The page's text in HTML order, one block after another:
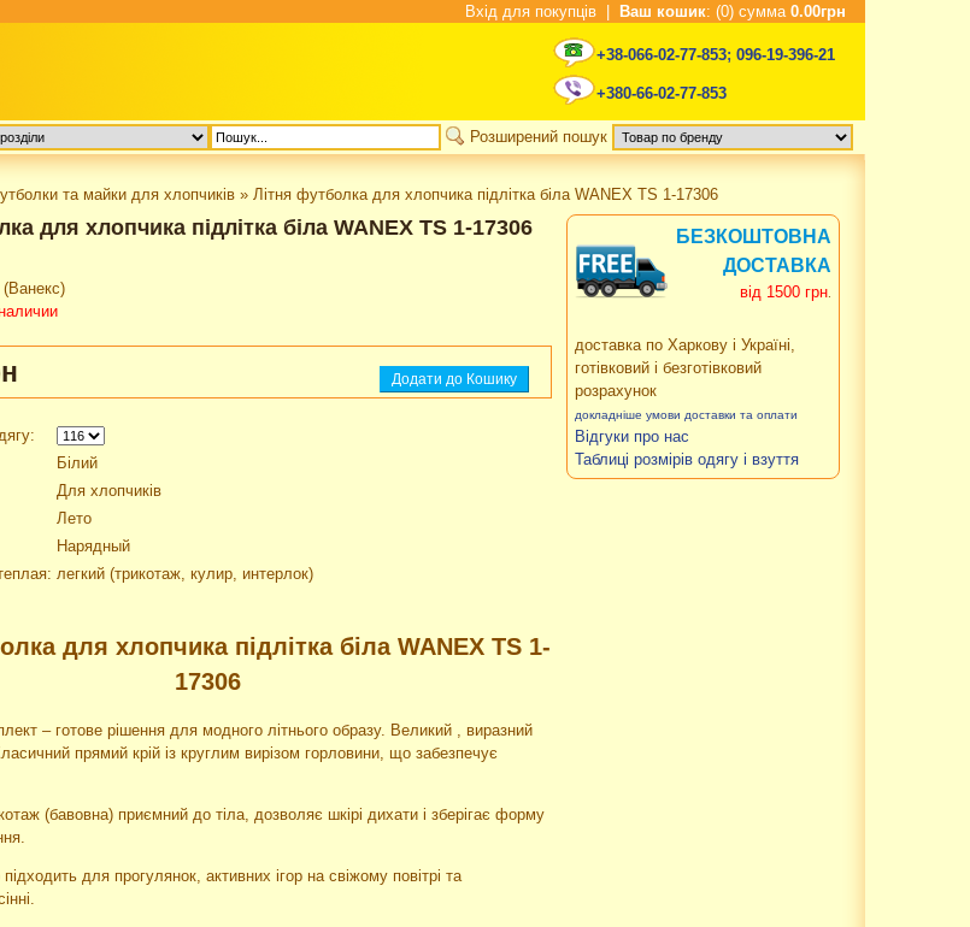
Вхід для покупців Ваш кошик: (0) сумма 0.00грн
+38-066-02-77-853; 096-19-396-21
+380-66-02-77-853
Розширений пошук
та майки для хлопчиків » Літня футболка для хлопчика підлітка біла WANEX TS 1-17306
для хлопчика підлітка біла WANEX TS 1-17306
Білий
Для хлопчиків
Лето
Нарядный
легкий (трикотаж, кулир, интерлок)
для хлопчика підлітка біла WANEX TS 1-
17306
– готове рішення для модного літнього образу. Великий , виразний
прямий крій із круглим вирізом горловини, що забезпечує
(бавовна) приємний до тіла, дозволяє шкірі дихати і зберігає форму
для прогулянок, активних ігор на свіжому повітрі та
БЕЗКОШТОВНА
ДОСТАВКА
від 1500 грн
доставка по Харкову і Україні,
готівковий і безготівковий
розрахунок
докладніше умови доставки та оплати
Відгуки про нас
Таблиці розмірів одягу і взуття